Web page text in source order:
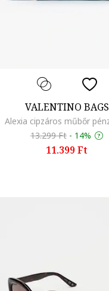
VALENTINO BAGS
13.299 Ft - 14%
11.399 Ft